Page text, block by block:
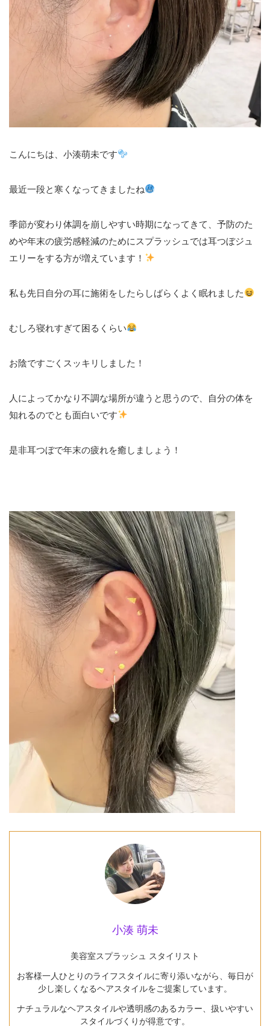
こんにちは、小湊萌未です
最近一段と寒くなってきましたね
季節が変わり体調を崩しやすい時期になってきて、予防のた
めや年末の疲労感軽減のためにスプラッシュでは耳つぼジュ
エリーをする方が増えています！
私も先日自分の耳に施術をしたらしばらくよく眠れました
むしろ寝れすぎて困るくらい
お陰ですごくスッキリしました！
人によってかなり不調な場所が違うと思うので、自分の体を
知れるのでとも面白いです
是非耳つぼで年末の疲れを癒しましょう！
小湊 萌未
美容室スプラッシュ スタイリスト
お客様一人ひとりのライフスタイルに寄り添いながら、毎日が
少し楽しくなるヘアスタイルをご提案しています。
ナチュラルなヘアスタイルや透明感のあるカラー、扱いやすい
スタイルづくりが得意です。